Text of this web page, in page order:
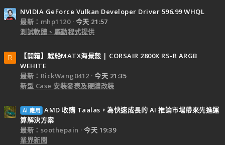
NVIDIA GeForce Vulkan Developer Driver 596.99 WHQL
最新：mhp1120
今天 21:57
測試軟體、驅動程式提供
R
【開箱】賊船MATX海景殼 | CORSAIR 2800X RS-R ARGB
WEHITE
最新：RickWang0412
今天 21:35
新型 Case 安裝發表及硬體改裝
AI 應用 AMD 收購 Taalas，為快速成長的 AI 推論市場帶來先進運
算解決方案
最新：soothepain
今天 19:39
業界新聞